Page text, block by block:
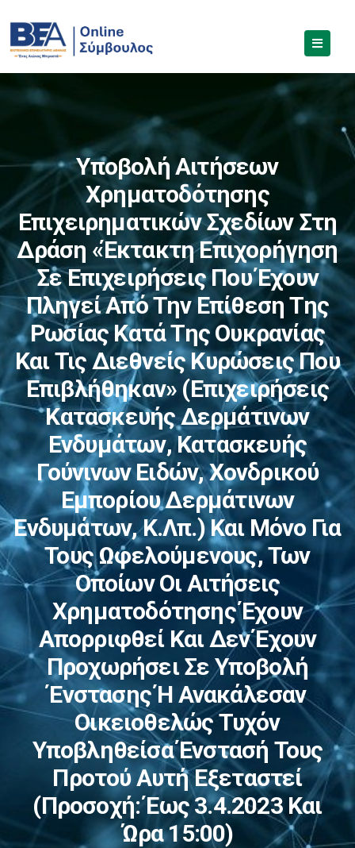
Υποβολή Αιτήσεων
Χρηματοδότησης
Επιχειρηματικών Σχεδίων Στη
Δράση «Έκτακτη Επιχορήγηση
Σε Επιχειρήσεις Που Έχουν
Πληγεί Από Την Επίθεση Της
Ρωσίας Κατά Της Ουκρανίας
Και Τις Διεθνείς Κυρώσεις Που
Επιβλήθηκαν» (επιχειρήσεις
Κατασκευής Δερμάτινων
Ενδυμάτων, Κατασκευής
Γούνινων Ειδών, Χονδρικού
Εμπορίου Δερμάτινων
Ενδυμάτων, Κ.λπ.) Και Μόνο Για
Τους Ωφελούμενους, Των
Οποίων Οι Αιτήσεις
Χρηματοδότησης Έχουν
Απορριφθεί Και Δεν Έχουν
Προχωρήσει Σε Υποβολή
Ένστασης Ή Ανακάλεσαν
Οικειοθελώς Τυχόν
Υποβληθείσα Ένστασή Τους
Προτού Αυτή Εξεταστεί
(Προσοχή: Έως 3.4.2023 Και
Ώρα 15:00)